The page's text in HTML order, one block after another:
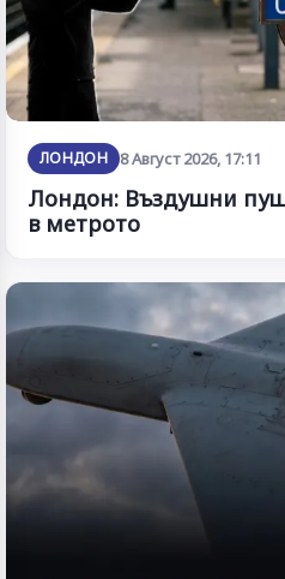
ЛОНДОН 8 Август 2026, 17:11
Лондон: Въздушни
в метрото